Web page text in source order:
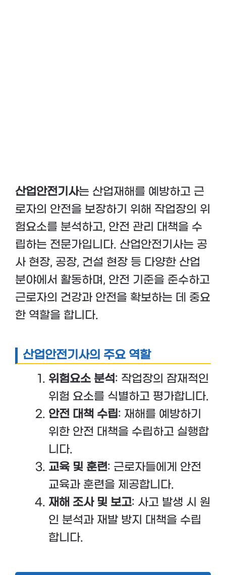
산업안전기사는 산업재해를 예방하고 근
로자의 안전을 보장하기 위해 작업장의 위
험요소를 분석하고, 안전 관리 대책을 수
립하는 전문가입니다. 산업안전기사는 공
사 현장, 공장, 건설 현장 등 다양한 산업
분야에서 활동하며, 안전 기준을 준수하고
근로자의 건강과 안전을 확보하는 데 중요
한 역할을 합니다.
산업안전기사의 주요 역할
위험요소 분석: 작업장의 잠재적인
위험 요소를 식별하고 평가합니다.
안전 대책 수립: 재해를 예방하기
위한 안전 대책을 수립하고 실행합
니다.
교육 및 훈련: 근로자들에게 안전
교육과 훈련을 제공합니다.
재해 조사 및 보고: 사고 발생 시 원
인 분석과 재발 방지 대책을 수립
합니다.